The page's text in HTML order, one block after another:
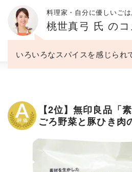
料理家・自分に優しいご
桃世真弓 氏 のコ
いろいろなスパイスを感じられ
【2位】無印良品「
ごろ野菜と豚ひき肉